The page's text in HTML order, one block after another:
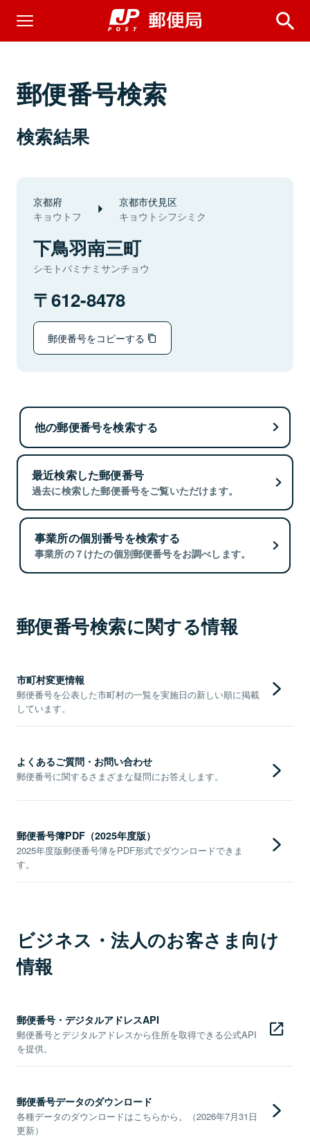
郵便番号検索
検索結果
京都府
キョウトフ
京都市伏見区
キョウトシフシミク
下鳥羽南三町
シモトバミナミサンチョウ
612-8478
郵便番号をコピーする
他の郵便番号を検索する
最近検索した郵便番号
過去に検索した郵便番号をご覧いただけます。
事業所の個別番号を検索する
事業所の７けたの個別郵便番号をお調べします。
郵便番号検索に関する情報
市町村変更情報
郵便番号を公表した市町村の一覧を実施日の新しい順に掲載
しています。
よくあるご質問・お問い合わせ
郵便番号に関するさまざまな疑問にお答えします。
郵便番号簿PDF（2025年度版）
2025年度版郵便番号簿をPDF形式でダウンロードできま
す。
ビジネス・法人のお客さま向け
情報
郵便番号・デジタルアドレスAPI
郵便番号とデジタルアドレスから住所を取得できる公式API
を提供。
郵便番号データのダウンロード
各種データのダウンロードはこちらから。（2026年7月31日
更新）